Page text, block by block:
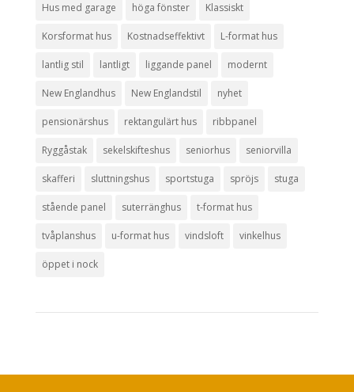
Hus med garage höga fönster Klassiskt
Korsformat hus Kostnadseffektivt L-format hus
lantlig stil lantligt liggande panel modernt
New Englandhus New Englandstil nyhet
pensionärshus rektangulärt hus ribbpanel
Ryggåstak sekelskifteshus seniorhus seniorvilla
skafferi sluttningshus sportstuga spröjs stuga
stående panel suterränghus t-format hus
tvåplanshus u-format hus vindsloft vinkelhus
öppet i nock